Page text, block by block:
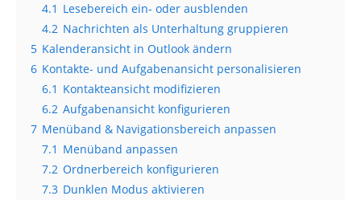
4.1 Lesebereich ein- oder ausblenden
4.2 Nachrichten als Unterhaltung gruppieren
5 Kalenderansicht in Outlook ändern
6 Kontakte- und Aufgabenansicht personalisieren
6.1 Kontakteansicht modifizieren
6.2 Aufgabenansicht konfigurieren
7 Menüband & Navigationsbereich anpassen
7.1 Menüband anpassen
7.2 Ordnerbereich konfigurieren
7.3 Dunklen Modus aktivieren